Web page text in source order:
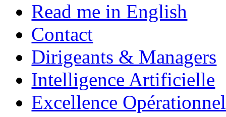
Read me in English
Contact
Dirigeants & Managers
Intelligence Artificielle
Excellence